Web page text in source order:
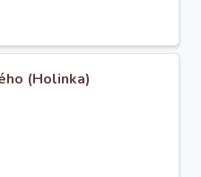
(Holinka)